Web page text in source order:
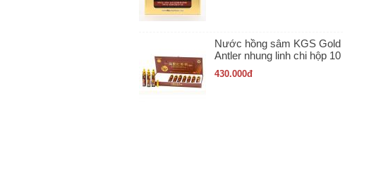
Nước hồng sâm KGS Gold
Antler nhung linh chi hộp 10
ống x 20ml
430.000đ